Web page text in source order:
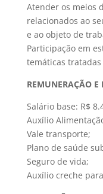
Atender os meios
relacionados ao
e ao objeto de
Participação em
temáticas tratadas
REMUNERAÇÃO E
Salário base: R$
Auxílio
Vale transporte;
Plano de saúde
Seguro de vida;
Auxílio creche